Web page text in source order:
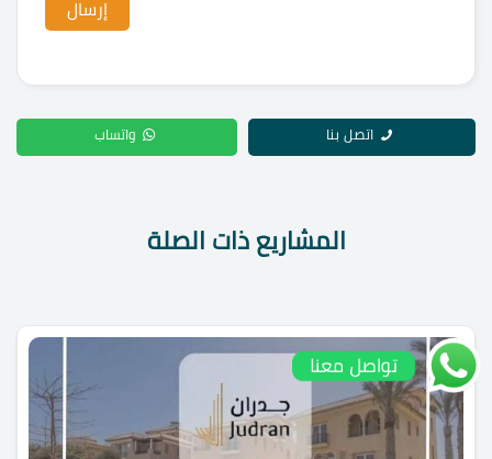
اتصل بنا واتساب
المشاريع ذات الصلة
تواصل معنا